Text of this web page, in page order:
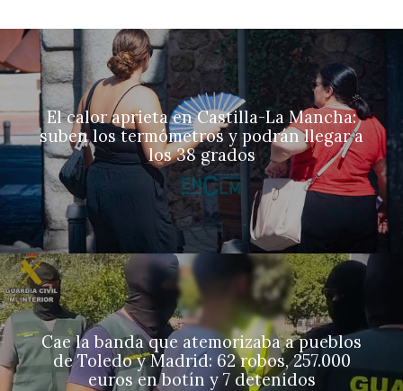
El calor aprieta en Castilla-La Mancha:
suben los termómetros y podrán llegar a
los 38 grados
Cae la banda que atemorizaba a pueblos
de Toledo y Madrid: 62 robos, 257.000
euros en botín y 7 detenidos